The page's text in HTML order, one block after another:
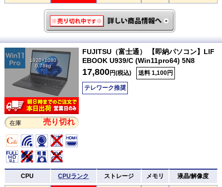
1920×1080
0.78kg
在庫 売り切れ
FUJITSU（富士通） 【即納パソコン】LIF
EBOOK U939/C (Win11pro64) 5N8
17,800円(税込) 送料 1,100円
テレワーク推奨
CPU CPUランク ストレージ メモリ 液晶/解像度